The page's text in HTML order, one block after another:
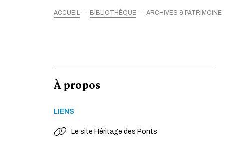
ACCUEIL BIBLIOTHÈQUE ARCHIVES & PATRIMOINE
À propos
LIENS
Le site Héritage des Ponts